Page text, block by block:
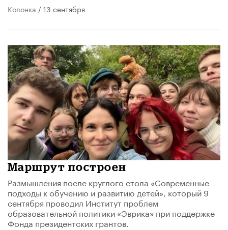
Колонка / 13 сентября
Маршрут построен
Размышления после круглого стола «Современные
подходы к обучению и развитию детей», который 9
сентября проводил Институт проблем
образовательной политики «Эврика» при поддержке
Фонда президентских грантов.